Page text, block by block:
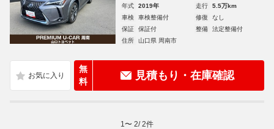
年式 2019年 走行
5.5万km
車検
車検整備付 修復
なし
保証
保証付 整備
法定整備付
住所
山口県 周南市
無
料
見積もり・在庫確認
1 〜 2/2件